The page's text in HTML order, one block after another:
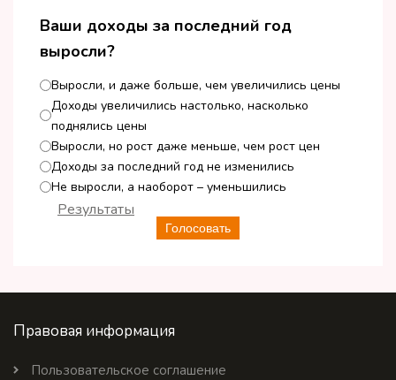
Ваши доходы за последний год
выросли?
Выросли, и даже больше, чем увеличились цены
Доходы увеличились настолько, насколько
поднялись цены
Выросли, но рост даже меньше, чем рост цен
Доходы за последний год не изменились
Не выросли, а наоборот – уменьшились
Голосовать
Результаты
Правовая информация
Пользовательское соглашение